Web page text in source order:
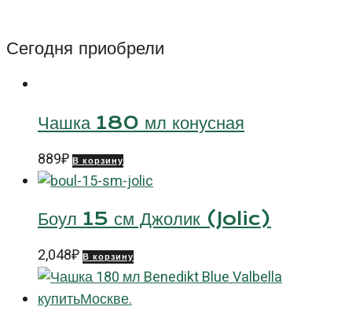
(Managua)
Сегодня приобрели
Чашка 180 мл конусная
889₽ В корзину
Боул 15 см Джолик (Jolic)
2,048₽ В корзину